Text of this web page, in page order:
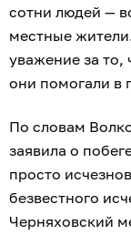
сотни людей —
местные
уважение за то,
они помогали в
По словам
заявила о
просто
безвестного
Черняховский